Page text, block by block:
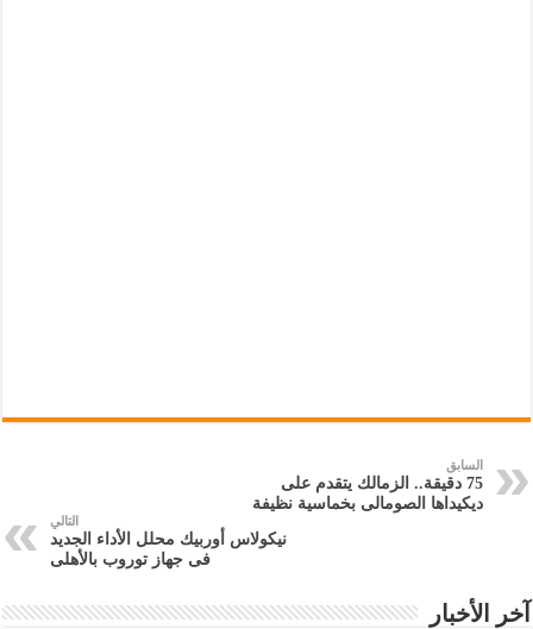
السابق
75 دقيقة.. الزمالك يتقدم على
ديكيداها الصومالى بخماسية نظيفة
التالي
نيكولاس أوربيك محلل الأداء الجديد
فى جهاز توروب بالأهلى
آخر الأخبار